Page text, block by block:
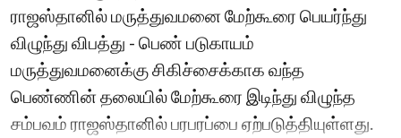
ராஜஸ்தானில் மருத்துவமனை மேற்கூரை பெயர்ந்து
விழுந்து விபத்து - பெண் படுகாயம்
மருத்துவமனைக்கு சிகிச்சைக்காக வந்த
பெண்ணின் தலையில் மேற்கூரை இடிந்து விழுந்த
சம்பவம் ராஜஸ்தானில் பரபரப்பை ஏற்படுத்தியுள்ளது.